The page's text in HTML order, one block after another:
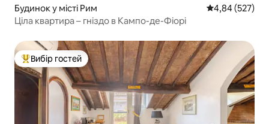
Будинок у місті Рим Середня
4,84 (527)
Ціла квартира – гніздо в Кампо-де-Фіорі
Топ вибір гостей
Вибір гостей